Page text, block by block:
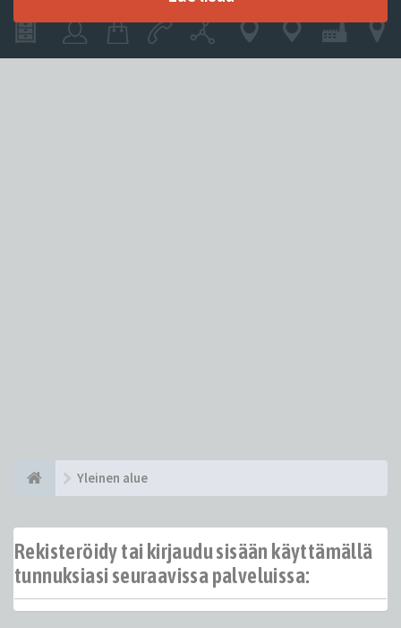
Yleinen alue
Rekisteröidy tai kirjaudu sisään käyttämällä
tunnuksiasi seuraavissa palveluissa: